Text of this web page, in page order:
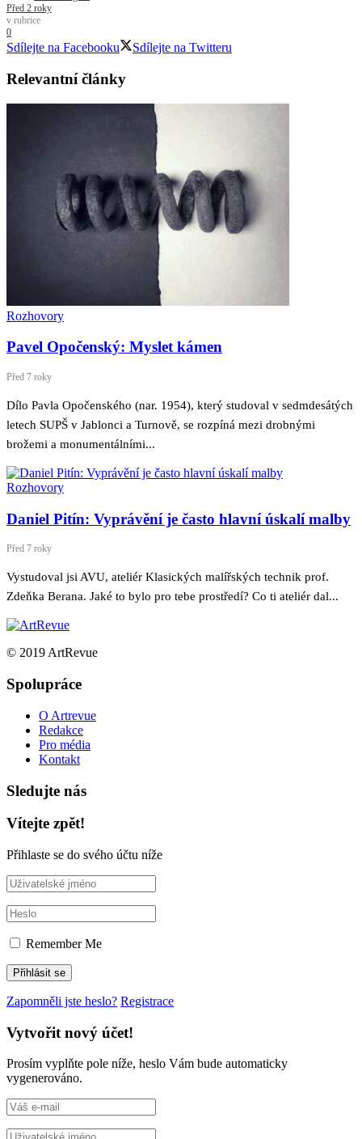
Před 2 roky
v rubrice
0
Sdílejte na Facebooku Sdílejte na Twitteru
Relevantníčlánky
Rozhovory
Pavel Opočenský: Myslet kámen
Před 7 roky
Dílo Pavla Opočenského (nar. 1954), který studoval v sedmdesátých
letech SUPŠ v Jablonci a Turnově, se rozpíná mezi drobnými
brožemi a monumentálními...
Rozhovory
Daniel Pitín: Vyprávění je často hlavní úskalí malby
Před 7 roky
Vystudoval jsi AVU, ateliér Klasických malířských technik prof.
Zdeňka Berana. Jaké to bylo pro tebe prostředí? Co ti ateliér dal...
© 2019 ArtRevue
Spolupráce
O Artrevue
Redakce
Pro média
Kontakt
Sledujte nás
Vítejte zpět!
Přihlaste se do svého účtu níže
Remember Me
Zapomněli jste heslo? Registrace
Vytvořit nový účet!
Prosím vyplňte pole níže, heslo Vám bude automaticky
vygenerováno.